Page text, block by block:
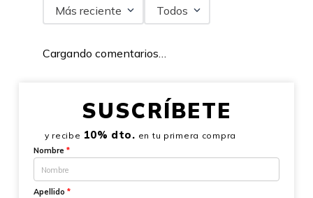
Más reciente Todos
Cargando comentarios…
SUSCRÍBETE
y recibe 10% dto. en tu primera compra
Nombre *
Apellido *